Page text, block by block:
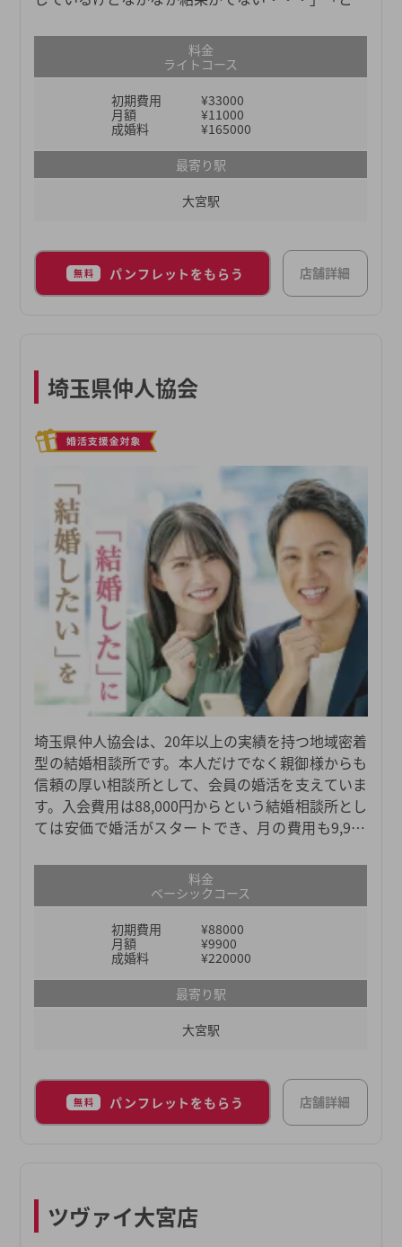
でもあるお悩みをアイクスエージェンシーが解決し
料金
ライトコース
初期費用
¥33000
月額
¥11000
成婚料
¥165000
最寄り駅
大宮駅
無料 パンフレットをもらう 店舗詳細
埼玉県仲人協会
埼玉県仲人協会は、20年以上の実績を持つ地域密着
型の結婚相談所です。本人だけでなく親御様からも
信頼の厚い相談所として、会員の婚活を支えていま
す。入会費用は88,000円からという結婚相談所とし
ては安価で婚活がスタートでき、月の費用も9,900
す。成果報酬型のためお見合いや成婚の場合に料金
が発生しますが、成果を求めるためにスタッフが会
員の婚活に真剣に寄り添う証とも言えます。初期の
サポートから活動のカウンセリング、交際サポー
ト、婚後のサポートまで、トータルでアドバイスす
るため安心して利用できます。
料金
ベーシックコース
初期費用
¥88000
月額
¥9900
成婚料
¥220000
最寄り駅
大宮駅
無料 パンフレットをもらう 店舗詳細
ツヴァイ大宮店